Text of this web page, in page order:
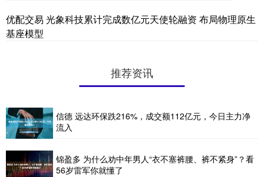
优配交易 光象科技累计完成数亿元天使轮融资 布局物理原生
基座模型
推荐资讯
信德 远达环保跌216%，成交额112亿元，今日主力净
流入
锦盈多 为什么劝中年男人“衣不塞裤腰、裤不紧身”？看
56岁雷军你就懂了